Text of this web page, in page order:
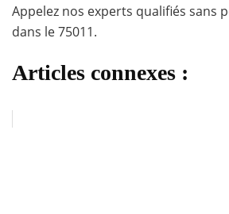
Appelez nos experts qualifiés sans
dans le 75011.
Articles connexes :